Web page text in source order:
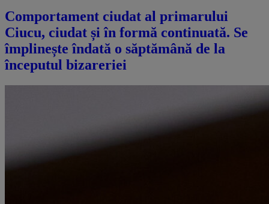
Comportament ciudat al primarului
Ciucu, ciudat și în formă continuată. Se
împlinește îndată o săptămână de la
începutul bizareriei